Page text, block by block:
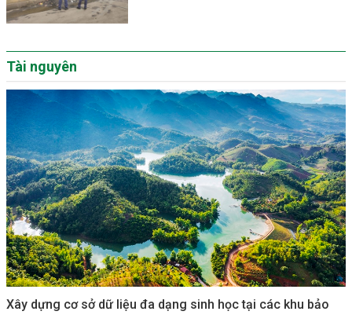
Tài nguyên
Xây dựng cơ sở dữ liệu đa dạng sinh học tại các khu bảo